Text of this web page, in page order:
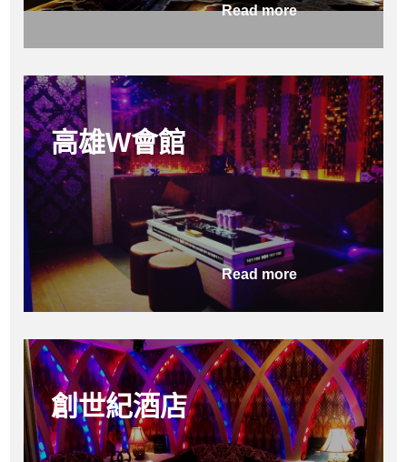
Read more
高雄W會館
Read more
創世紀酒店